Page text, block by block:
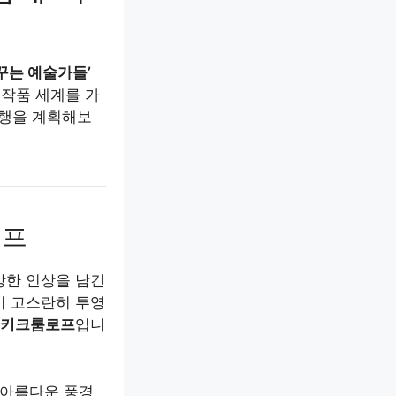
는 예술가들’
품 세계를 가
을 계획해보
인상을 남긴
고스란히 투영
크룸로프입니
름다운 풍경